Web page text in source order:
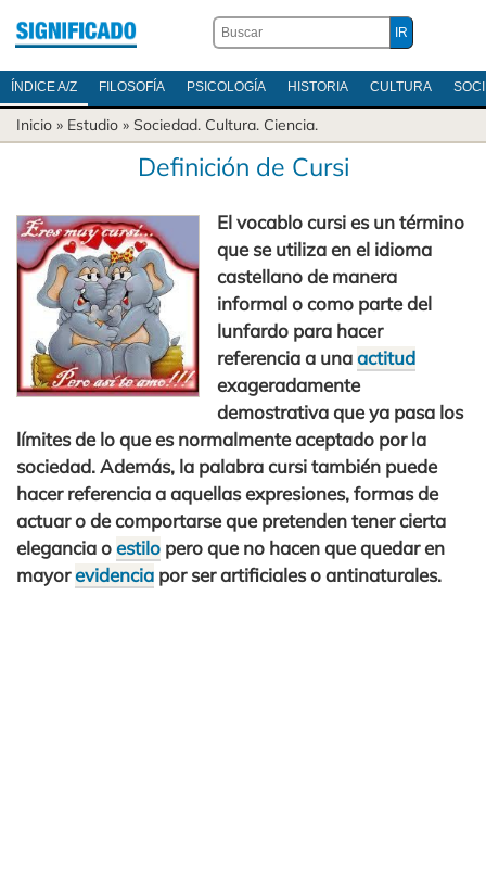
ÍNDICE A/Z FILOSOFÍA PSICOLOGÍA HISTORIA CULTURA
Inicio » Estudio » Sociedad. Cultura. Ciencia.
Definición de Cursi
El vocablo cursi es un término
que se utiliza en el idioma
castellano de manera
informal o como parte del
lunfardo para hacer
referencia a unaactitud
exageradamente
demostrativa que ya pasa los
límites de lo que es normalmente aceptado por la
sociedad. Además, la palabra cursi también puede
hacer referencia a aquellas expresiones, formas de
actuar o de comportarse que pretenden tener cierta
elegancia oestilo pero que no hacen que quedar en
mayorevidencia por ser artificiales o antinaturales.